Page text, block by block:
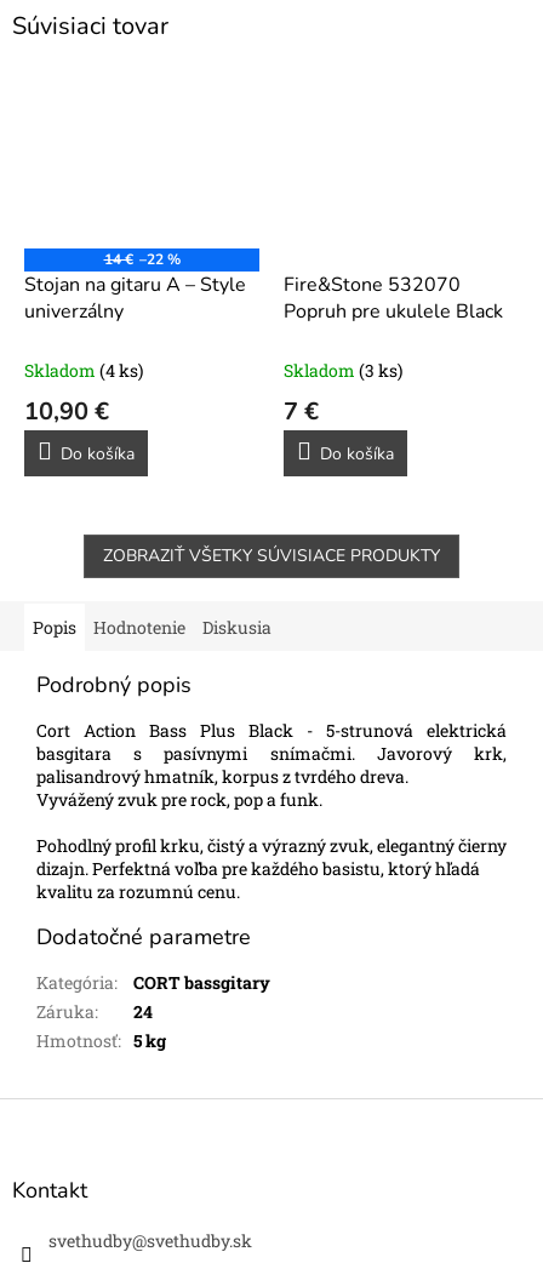
Súvisiaci tovar
14 € –22 %
Stojan na gitaru A – Style
univerzálny
Skladom (4 ks)
10,90 €
Do košíka
Fire&Stone 532070
Popruh pre ukulele Black
Skladom (3 ks)
7 €
Do košíka
ZOBRAZIŤ VŠETKY SÚVISIACE PRODUKTY
Popis Hodnotenie Diskusia
Podrobný popis
Cort Action Bass Plus Black - 5-strunová elektrická
basgitara s pasívnymi snímačmi. Javorový krk,
palisandrový hmatník, korpus z tvrdého dreva.
Vyvážený zvuk pre rock, pop a funk.
Pohodlný profil krku, čistý a výrazný zvuk, elegantný čierny
dizajn. Perfektná voľba pre každého basistu, ktorý hľadá
kvalitu za rozumnú cenu.
Dodatočné parametre
Kategória:
CORT bassgitary
Záruka:
24
Hmotnosť: 5 kg
Z
Kontakt
svethudby@svethudby.sk